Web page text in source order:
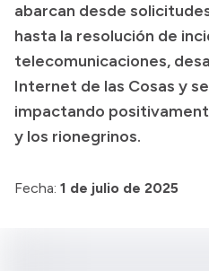
Consulta de pago a
Convocatorias
Intranet
abarcan desde
hasta la resolución de
telecomunicaciones,
Internet de las Cosas y
impactando
y los rionegrinos.
Fecha: 1 de julio de 2025